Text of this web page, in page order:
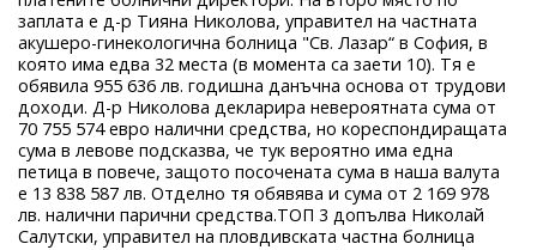
заплата е д-р Тияна Николова, управител на частната
акушеро-гинекологична болница "Св. Лазар“ в София, в
която има едва 32 места (в момента са заети 10). Тя е
обявила 955 636 лв. годишна данъчна основа от трудови
доходи. Д-р Николова декларира невероятната сума от
70 755 574 евро налични средства, но кореспондиращата
сума в левове подсказва, че тук вероятно има една
петица в повече, защото посочената сума в наша валута
е 13 838 587 лв. Отделно тя обявява и сума от 2 169 978
лв. налични парични средства.ТОП 3 допълва Николай
Салутски, управител на пловдивската частна болница